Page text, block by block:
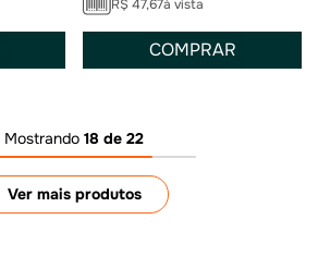
R$ 47,67à vista
COMPRAR
Mostrando 18 de 22